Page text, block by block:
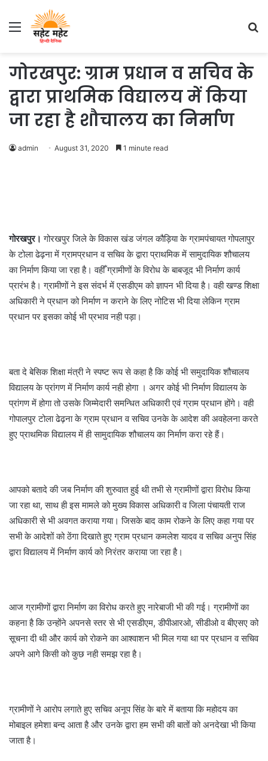
Menu
गोरखपुर: ग्राम प्रधान व सचिव के
द्वारा प्राथमिक विद्यालय में किया
जा रहा है शौचालय का निर्माण
admin August 31, 2020 1 minute read
गोरखपुर।गोरखपुर जिले के विकास खंड जंगल कौड़िया के ग्रामपंचायत गोपलापुर
के टोला ढेढ़ना में ग्रामप्रधान व सचिव के द्वारा प्राथमिक में सामुदायिक शौचालय
का निर्माण किया जा रहा है। वहीँ ग्रामीणों के विरोध के बाबजूद भी निर्माण कार्य
प्रारंभ है। ग्रामीणों ने इस संदर्भ में एसडीएम को ज्ञापन भी दिया है। वही खण्ड शिक्षा
अधिकारी ने प्रधान को निर्माण न कराने के लिए नोटिस भी दिया लेकिन ग्राम
प्रधान पर इसका कोई भी प्रभाव नही पड़ा।
बता दे बेसिक शिक्षा मंत्री ने स्पष्ट रूप से कहा है कि कोई भी समुदायिक शौचालय
विद्यालय के प्रांगण में निर्माण कार्य नही होगा । अगर कोई भी निर्माण विद्यालय के
प्रांगण में होगा तो उसके जिम्मेदारी समन्धित अधिकारी एवं ग्राम प्रधान होंगे। वही
गोपालपुर टोला ढेढ़ना के ग्राम प्रधान व सचिव उनके के आदेश की अवहेलना करते
हुए प्राथमिक विद्यालय में ही सामुदायिक शौचालय का निर्माण करा रहे हैं।
आपको बतादे की जब निर्माण की शुरुवात हुई थी तभी से ग्रामीणों द्वारा विरोध किया
जा रहा था, साथ ही इस मामले को मुख्य विकास अधिकारी व जिला पंचायती राज
अधिकारी से भी अवगत कराया गया। जिसके बाद काम रोकने के लिए कहा गया पर
सभी के आदेशों को ठेंगा दिखाते हुए ग्राम प्रधान कमलेश यादव व सचिव अनुप सिंह
द्वारा विद्यालय में निर्माण कार्य को निरंतर कराया जा रहा है।
आज ग्रामीणों द्वारा निर्माण का विरोध करते हुए नारेबाजी भी की गई। ग्रामीणों का
कहना है कि उन्होंने अपनसे स्तर से भी एसडीएम, डीपीआरओ, सीडीओ व बीएसए को
सूचना दी थी और कार्य को रोकने का आश्वाशन भी मिल गया था पर प्रधान व सचिव
अपने आगे किसी को कुछ नही समझ रहा है।
ग्रामीणों ने आरोप लगाते हुए सचिव अनूप सिंह के बारे में बताया कि महोदय का
मोबाइल हमेशा बन्द आता है और उनके द्वारा हम सभी की बातों को अनदेखा भी किया
जाता है।